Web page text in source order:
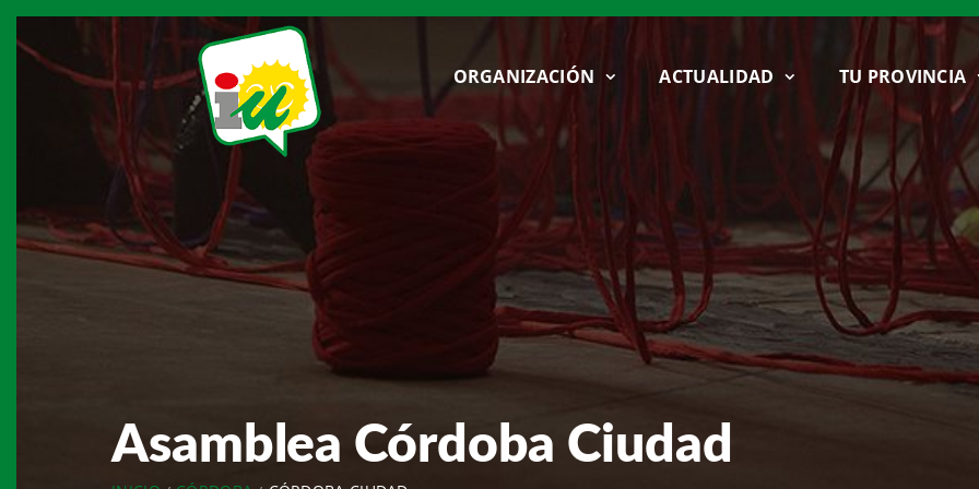
ORGANIZACIÓN ACTUALIDAD TU PROVINCIA
Asamblea Córdoba Ciudad